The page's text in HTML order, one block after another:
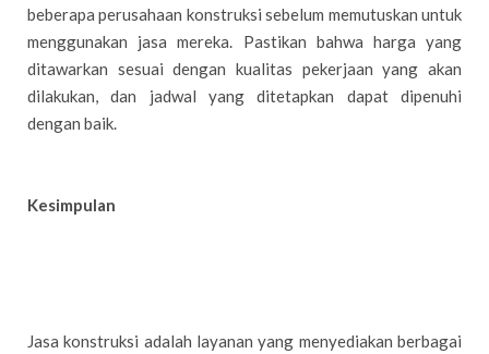
beberapa perusahaan konstruksi sebelum memutuskan untuk
menggunakan jasa mereka. Pastikan bahwa harga yang
ditawarkan sesuai dengan kualitas pekerjaan yang akan
dilakukan, dan jadwal yang ditetapkan dapat dipenuhi
dengan baik.
Kesimpulan
Jasa konstruksi adalah layanan yang menyediakan berbagai